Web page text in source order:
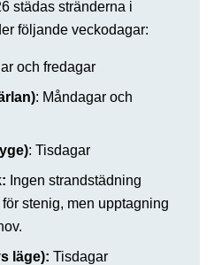
städas stränderna i
följande veckodagar:
och fredagar
: Måndagar och
: Tisdagar
Ingen strandstädning
stenig, men upptagning
läge): Tisdagar